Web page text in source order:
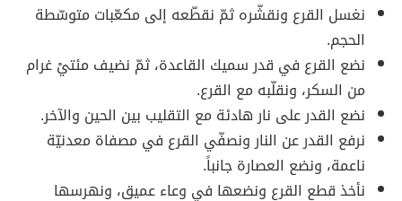
نغسل القرع ونقشّره ثمّ نقطّعه إلى مكعّبات متوسّطة
الحجم.
نضع القرع في قدر سميك القاعدة، ثمّ نضيف مئتيْ غرام
من السكر، ونقلّبه مع القرع.
نضع القدر على نار هادئة مع التقليب بين الحين والآخر.
نرفع القدر عن النار ونصفّي القرع في مصفاة معدنيّة
ناعمة، ونضع العصارة جانباً.
نأخذ قطع القرع ونضعها في وعاء عميق، ونهرسها